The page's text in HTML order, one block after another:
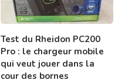
Test du Rheidon PC200
Pro : le chargeur mobile
qui veut jouer dans la
cour des bornes